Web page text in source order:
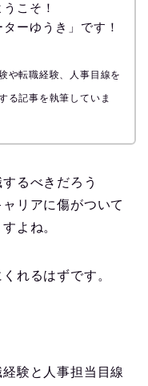
こそ！
ーゆうき」です！
や転職経験、人事目線を
る記事を執筆していま
るべきだろう
リアに傷がついて
よね。
れるはずです。
験と人事担当目線